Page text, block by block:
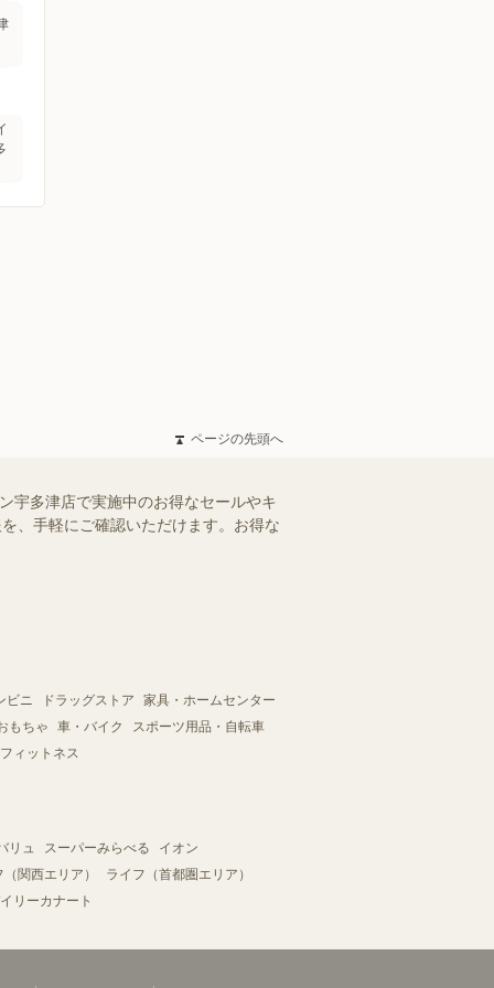
ページの先頭へ
宇多津店で実施中のお得なセールやキ
、手軽にご確認いただけます。お得な
ビニ ドラッグストア
家具・ホームセンター
もちゃ 車・バイク
スポーツ用品・自転車
ィットネス
リュ スーパーみらべる
イオン
関西エリア）
ライフ（首都圏エリア）
リーカナート